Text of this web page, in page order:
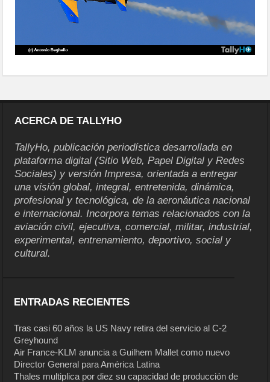
ACERCA DE TALLYHO
TallyHo, publicación periodística desarrollada en
plataforma digital (Sitio Web, Papel Digital y Redes
Sociales) y versión Impresa, orientada a entregar
una visión global, integral, entretenida, dinámica,
profesional y tecnológica, de la aeronáutica nacional
e internacional. Incorpora temas relacionados con la
aviación civil, ejecutiva, comercial, militar, industrial,
experimental, entrenamiento, deportivo, social y
cultural.
ENTRADAS RECIENTES
Tras casi 60 años la US Navy retira del servicio al C-2
Greyhound
Air France-KLM anuncia a Guilhem Mallet como nuevo
Director General para América Latina
Thales multiplica por diez su capacidad de producción de